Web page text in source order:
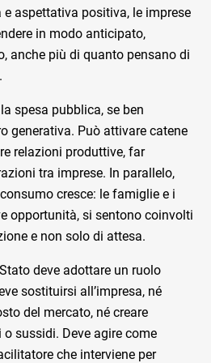
aspettativa positiva, le imprese
in modo anticipato,
anche più di quanto pensano di
spesa pubblica, se ben
generativa. Può attivare catene
relazioni produttive, far
tra imprese. In parallelo,
cresce: le famiglie e i
opportunità, si sentono coinvolti
e non solo di attesa.
deve adottare un ruolo
sostituirsi all’impresa, né
del mercato, né creare
sussidi. Deve agire come
che interviene per